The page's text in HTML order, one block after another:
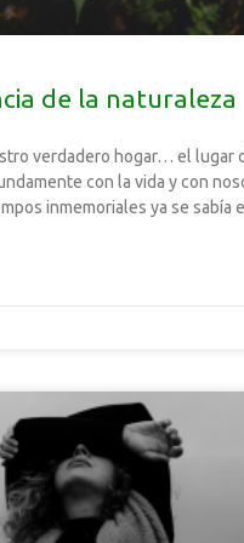
de la naturaleza
verdadero hogar… el lugar
con la vida y con
inmemoriales ya se sabía